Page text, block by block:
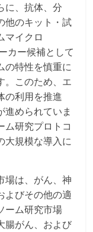
に、抗体、分
他のキット・試
マイクロ
カー候補として
の特性を慎重に
。このため、エ
の利用を推進
進められていま
ム研究プロトコ
大規模な導入に
場は、がん、神
よびその他の適
ーム研究市場
腸がん、および